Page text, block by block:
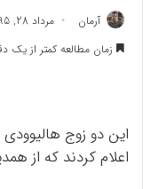
آرمان مرداد 28, 1395
زمان مطالعه کمتر از یک
اعلام کردند که از